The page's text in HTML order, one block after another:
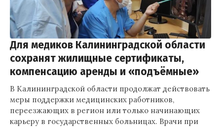
Для медиков Калининградской области
сохранят жилищные сертификаты,
компенсацию аренды и «подъёмные»
В Калининградской области продолжат действовать
меры поддержки медицинских работников,
переезжающих в регион или только начинающих
карьеру в государственных больницах. Врачи при